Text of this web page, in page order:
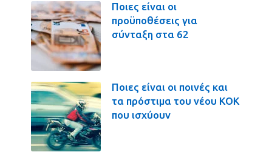
Ποιες είναι οι
προϋποθέσεις για
σύνταξη στα 62
Ποιες είναι οι ποινές και
τα πρόστιμα του νέου ΚΟΚ
που ισχύουν